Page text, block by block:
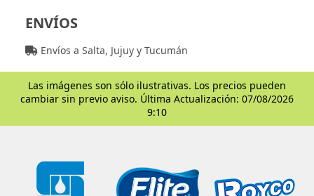
ENVÍOS
Envíos a Salta, Jujuy y Tucumán
Las imágenes son sólo ilustrativas. Los precios pueden
cambiar sin previo aviso. Última Actualización: 07/08/2026
9:10